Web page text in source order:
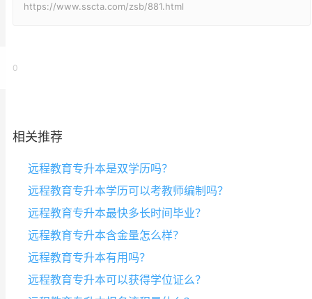
https://www.sscta.com/zsb/881.html
0
相关推荐
远程教育专升本是双学历吗？
远程教育专升本学历可以考教师编制吗？
远程教育专升本最快多长时间毕业？
远程教育专升本含金量怎么样？
远程教育专升本有用吗？
远程教育专升本可以获得学位证么？